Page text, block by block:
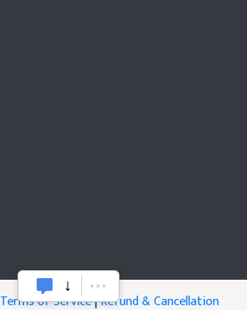
Terms of Service|Refund & Cancellation